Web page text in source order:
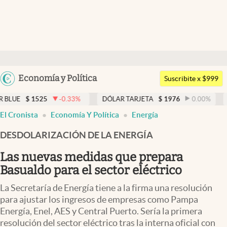
Argentina
Economía y Política
Members
Economía y Política
Finanzas y Mercados
Mercados Online
Negocios
Columnistas
Apertura
Suscribite x $999
-0.33% DÓLAR TARJETA $ 1976 0.00% DÓLAR MEP
El Cronista Economía Y Política Energía
DESDOLARIZACIÓN DE LA ENERGÍA
Las nuevas medidas que prepara
Basualdo para el sector eléctrico
La Secretaría de Energía tiene a la firma una resolución
para ajustar los ingresos de empresas como Pampa
Energía, Enel, AES y Central Puerto. Sería la primera
resolución del sector eléctrico tras la interna oficial con